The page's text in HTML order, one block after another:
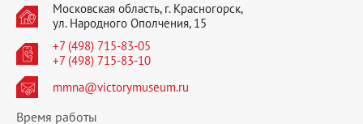
Московская область, г. Красногорск,
ул. Народного Ополчения, 15
+7 (498) 715-83-05
+7 (498) 715-83-10
mmna@victorymuseum.ru
Время работы